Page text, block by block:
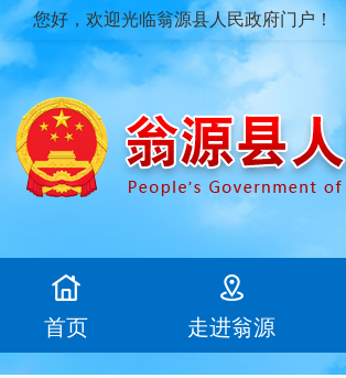
您好，欢迎光临翁源县人民政府门户！
首页 走进翁源